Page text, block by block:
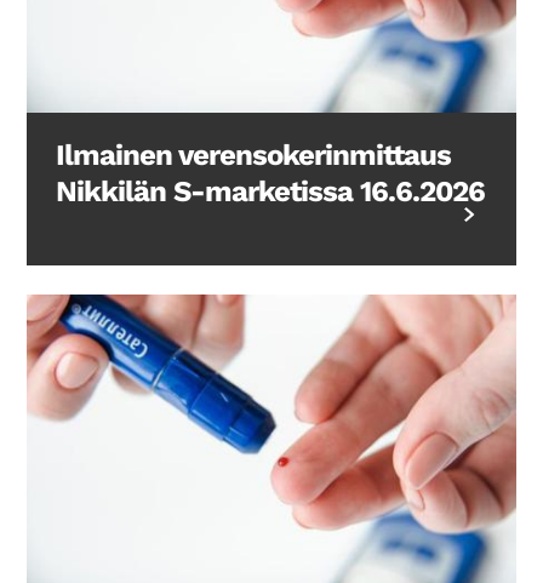
Ilmainen verensokerinmittaus
Nikkilän S-marketissa 16.6.2026